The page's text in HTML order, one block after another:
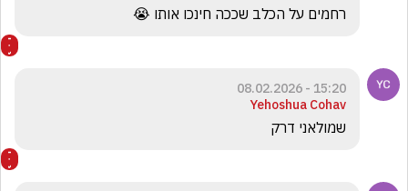
רחמים על הכלב שככה חינכו אותו 😭
15:20 - 08.02.2026
Yehoshua Cohav
שמולאני דרק